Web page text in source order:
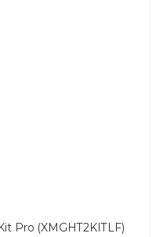
Pro (XMGHT2KITLF)